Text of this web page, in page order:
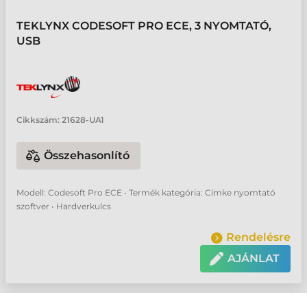
TEKLYNX CODESOFT PRO ECE, 3 NYOMTATÓ,
USB
Cikkszám: 21628-UA1
Összehasonlító
Modell: Codesoft Pro ECE • Termék kategória: Címke nyomtató
szoftver • Hardverkulcs
Rendelésre
AJÁNLAT